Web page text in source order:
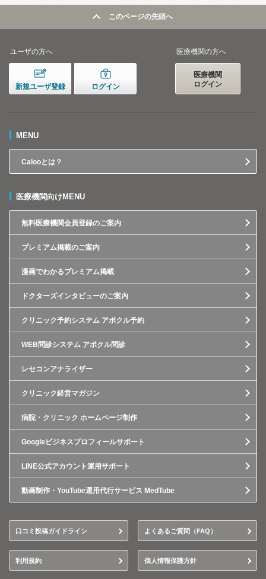
このページの先頭へ
ユーザの方へ
新規ユーザ登録 ログイン
医療機関の方へ
医療機関
ログイン
MENU
Calooとは？
医療機関向けMENU
無料医療機関会員登録のご案内
プレミアム掲載のご案内
漫画でわかるプレミアム掲載
ドクターズインタビューのご案内
クリニック予約システム アポクル予約
WEB問診システム アポクル問診
レセコンアナライザー
クリニック経営マガジン
病院・クリニック ホームページ制作
Googleビジネスプロフィールサポート
LINE公式アカウント運用サポート
動画制作・YouTube運用代行サービス MedTube
口コミ投稿ガイドライン よくあるご質問（FAQ）
利用規約 個人情報保護方針